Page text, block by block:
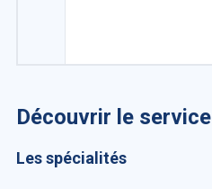
Découvrir le service
Les spécialités